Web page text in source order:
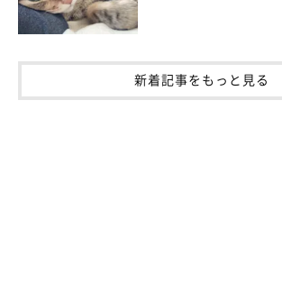
を心がけてみてください。
①日頃からキャリーバッグに慣れさせよう
新着記事をもっと見る